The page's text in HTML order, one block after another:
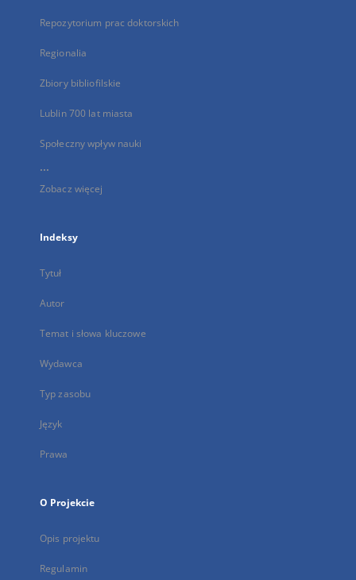
Repozytorium prac doktorskich
Regionalia
Zbiory bibliofilskie
Lublin 700 lat miasta
Społeczny wpływ nauki
...
Zobacz więcej
Indeksy
Tytuł
Autor
Temat i słowa kluczowe
Wydawca
Typ zasobu
Język
Prawa
O Projekcie
Opis projektu
Regulamin